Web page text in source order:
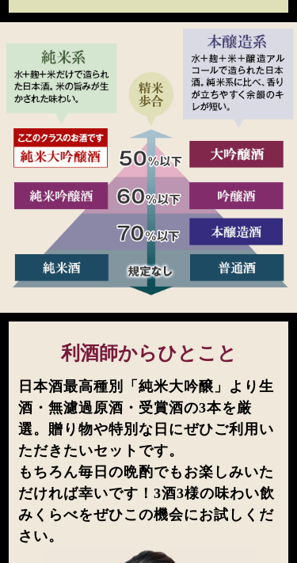
利酒師からひとこと
日本酒最高種別「純米大吟醸」より生
酒・無濾過原酒・受賞酒の3本を厳
選。贈り物や特別な日にぜひご利用い
ただきたいセットです。
もちろん毎日の晩酌でもお楽しみいた
だければ幸いです！3酒3様の味わい飲
みくらべをぜひこの機会にお試しくだ
さい。